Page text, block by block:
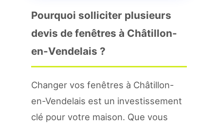
Pourquoi solliciter plusieurs
devis de fenêtres à Châtillon-
en-Vendelais ?
Changer vos fenêtres à Châtillon-
en-Vendelais est un investissement
clé pour votre maison. Que vous